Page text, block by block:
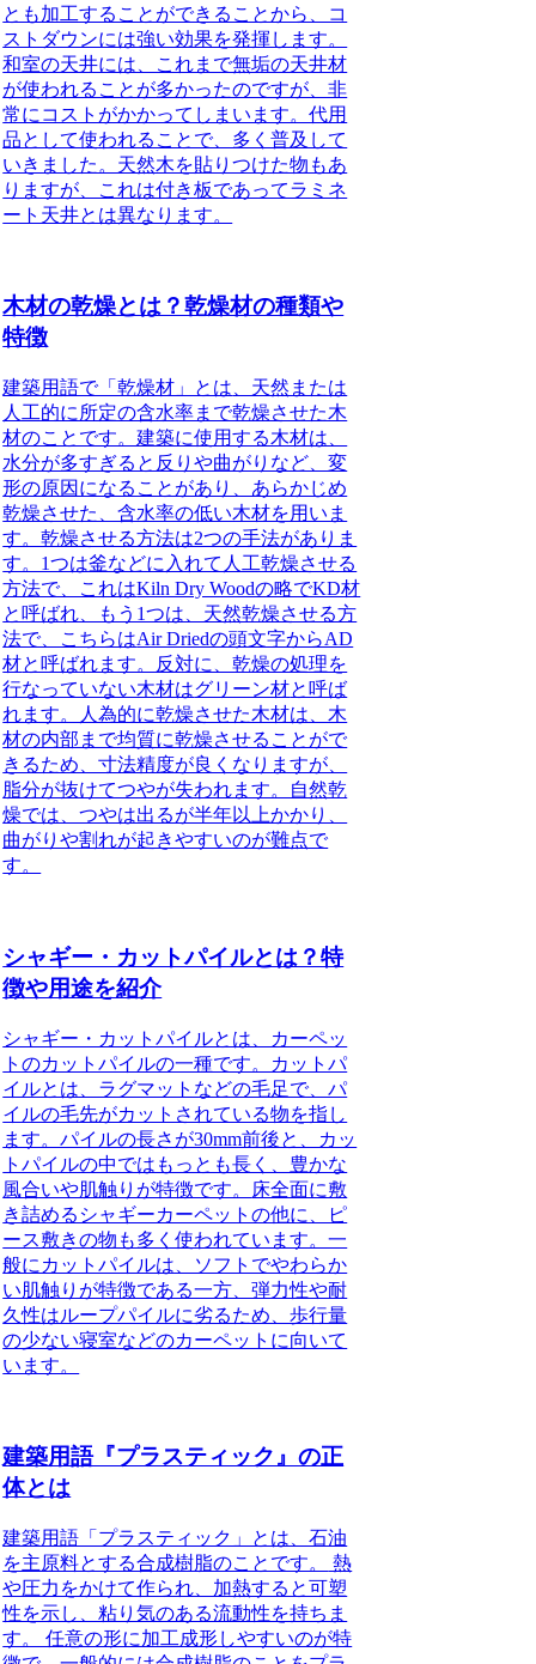
とも加工することができることから、コ
ストダウンには強い効果を発揮します。
和室の天井には、これまで無垢の天井材
が使われることが多かったのですが、非
常にコストがかかってしまいます。代用
品として使われることで、多く普及して
いきました。天然木を貼りつけた物もあ
りますが、これは付き板であってラミネ
ート天井とは異なります。
木材の乾燥とは？乾燥材の種類や
特徴
建築用語で「乾燥材」とは 、天然または
人工的に所定の含水率まで乾燥させた木
材のことです。建築に使用する木材は、
水分が多すぎると反りや曲がりなど、変
形の原因になることがあり、あらかじめ
乾燥させた、含水率の低い木材を用いま
す。乾燥させる方法は2つの手法がありま
す。1つは釜などに入れて人工乾燥させる
方法で、これはKiln Dry Woodの略でKD材
と呼ばれ、もう1つは、天然乾燥させる方
法で、こちらはAir Driedの頭文字からAD
材と呼ばれます。反対に、乾燥の処理を
行なっていない木材はグリーン材と呼ば
れます。人為的に乾燥させた木材は、木
材の内部まで均質に乾燥させることがで
きるため、寸法精度が良くなりますが、
脂分が抜けてつやが失われます。自然乾
燥では、つやは出るが半年以上かかり、
曲がりや割れが起きやすいのが難点で
す。
シャギー・カットパイルとは？特
徴や用途を紹介
シャギー・カットパイルとは、カーペッ
トのカットパイルの一種です。カットパ
イルとは、ラグマットなどの毛足で、パ
イルの毛先がカットされている物を指し
ます。パイルの長さが30mm前後と、カッ
トパイルの中ではもっとも長く、豊かな
風合いや肌触りが特徴です。
床全面に敷
き詰めるシャギーカーペットの他に、ピ
ース敷きの物も多く使われています。一
般にカットパイルは、ソフトでやわらか
い肌触りが特徴である一方、弾力性や耐
久性はループパイルに劣るため、歩行量
の少ない寝室などのカーペットに向いて
います。
建築用語『プラスティック』の正
体とは
建築用語「プラスティック」とは、石油
を主原料とする合成樹脂のことです。
熱
や圧力をかけて作られ、加熱すると可塑
性を示し、粘り気のある流動性を持ちま
す。 任意の形に加工成形しやすいのが特